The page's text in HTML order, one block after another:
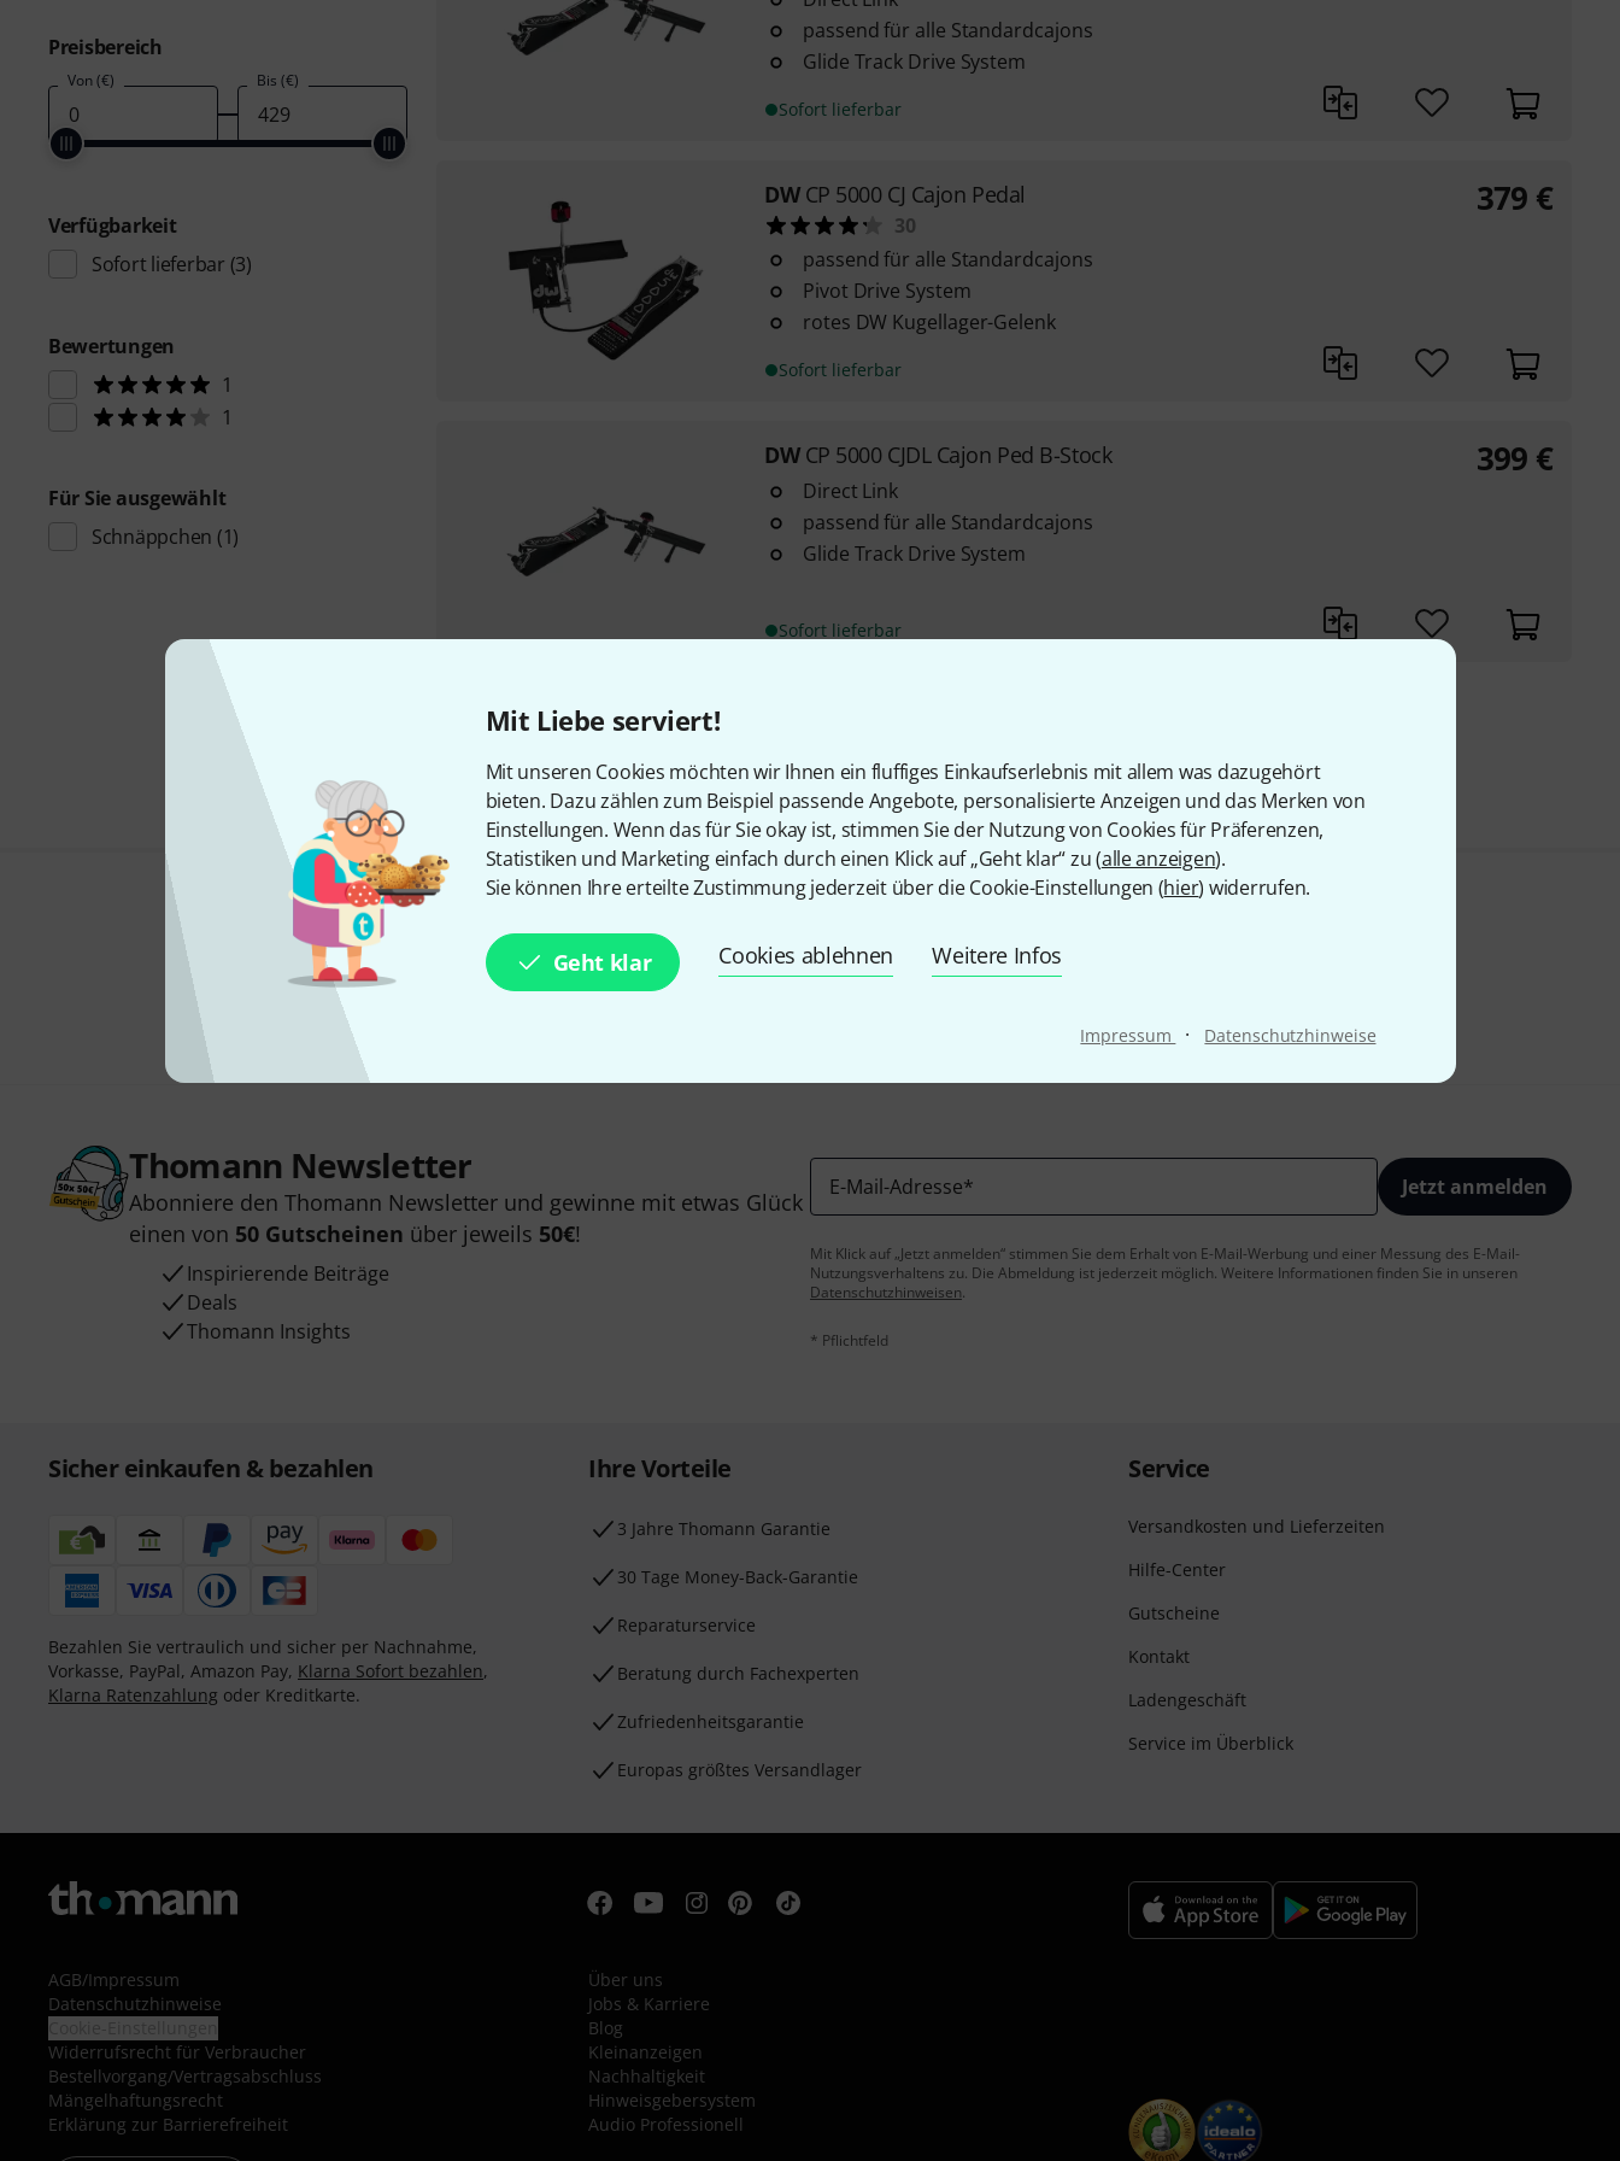
Mit Liebe serviert!
Mit unseren Cookies möchten wir Ihnen ein fluffiges Einkaufserlebnis mit allem was dazugehört
bieten. Dazu zählen zum Beispiel passende Angebote, personalisierte Anzeigen und das Merken von
Einstellungen. Wenn das für Sie okay ist, stimmen Sie der Nutzung von Cookies für Präferenzen,
Statistiken und Marketing einfach durch einen Klick auf „Geht klar“ zu (alle anzeigen).
Sie können Ihre erteilte Zustimmung jederzeit über die Cookie-Einstellungen (hier) widerrufen.
Geht klar Cookies ablehnen Weitere Infos
Impressum · Datenschutzhinweise
Preisbereich
Von (€) Bis (€)
Verfügbarkeit
Sofort lieferbar (3)
Bewertungen
1
1
Für Sie ausgewählt
Schnäppchen (1)
passend für alle Standardcajons
Glide Track Drive System
Sofort lieferbar
DW CP 5000 CJ Cajon Pedal
30
passend für alle Standardcajons
Pivot Drive System
rotes DW Kugellager-Gelenk
Sofort lieferbar
379 €
DW CP 5000 CJDL Cajon Ped B-Stock
Direct Link
passend für alle Standardcajons
Glide Track Drive System
Sofort lieferbar
399 €
Gefällt Ihnen, was Sie sehen?
Thomann Newsletter
Abonniere den Thomann Newsletter und gewinne mit etwas Glück
einen von 50 Gutscheinen über jeweils 50€!
Inspirierende Beiträge
Deals
Thomann Insights
E-Mail-Adresse* Jetzt anmelden
Mit Klick auf „Jetzt anmelden“ stimmen Sie dem Erhalt von E-Mail-Werbung und einer Messung des E-Mail-
Nutzungsverhaltens zu. Die Abmeldung ist jederzeit möglich. Weitere Informationen finden Sie in unseren
Datenschutzhinweisen.
* Pflichtfeld
Sicher einkaufen & bezahlen
Bezahlen Sie vertraulich und sicher per Nachnahme,
Vorkasse, PayPal, Amazon Pay, Klarna Sofort bezahlen,
Klarna Ratenzahlung oder Kreditkarte.
Ihre Vorteile
3 Jahre Thomann Garantie
30 Tage Money-Back-Garantie
Reparaturservice
Beratung durch Fachexperten
Zufriedenheitsgarantie
Europas größtes Versandlager
Service
Versandkosten und Lieferzeiten
Hilfe-Center
Gutscheine
Kontakt
Ladengeschäft
Service im Überblick
AGB/Impressum
Datenschutzhinweise
Widerrufsrecht für Verbraucher
Bestellvorgang/Vertragsabschluss
Mängelhaftungsrecht
Erklärung zur Barrierefreiheit
Über uns
Jobs & Karriere
Blog
Kleinanzeigen
Nachhaltigkeit
Hinweisgebersystem
Audio Professionell